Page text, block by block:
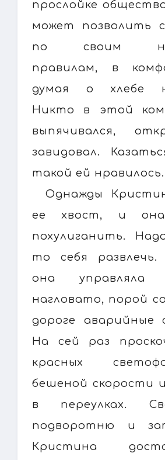
прослойке
может позволить
по своим
правилам, в
думая о хлебе
Никто в этой
выпячивался,
завидовал.
такой ей нравилось.
Однажды
ее хвост, и
похулиганить.
то себя
она
нагловато, порой
дороге аварийные
На сей раз
красных
бешеной скорости
в переулках.
подворотню и
Кристина